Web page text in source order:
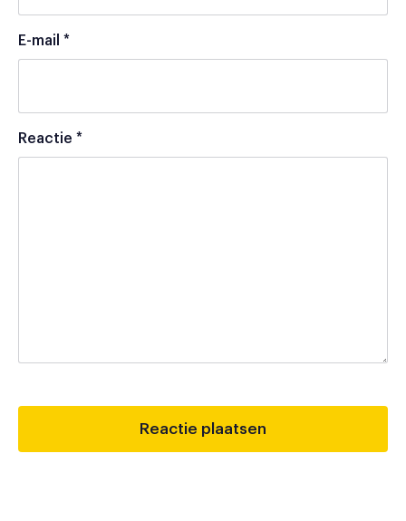
E-mail *
Reactie *